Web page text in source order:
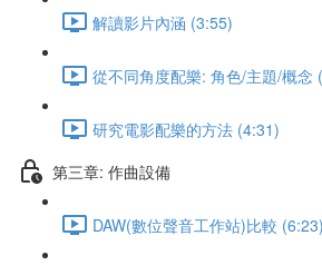
解讀影片內涵 (3:55)
從不同角度配樂: 角色/主題/概念
研究電影配樂的方法 (4:31)
第三章: 作曲設備
DAW(數位聲音工作站)比較 (6:23)